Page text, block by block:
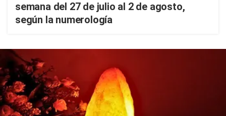
semana del 27 de julio al 2 de agosto,
según la numerología